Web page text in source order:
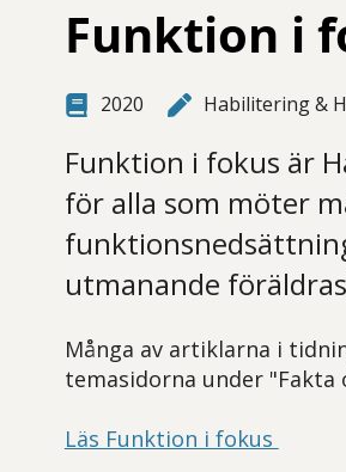
Funktion i
2020 Habilitering &
Funktion i fokus är
för alla som möter
utmanande
Många av artiklarna i
temasidorna under "Fakta
Läs Funktion i fokus